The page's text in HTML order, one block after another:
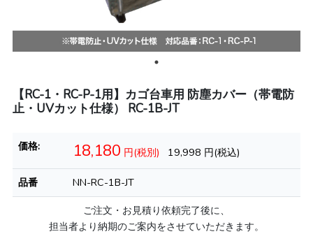
【RC-1・RC-P-1用】カゴ台車用 防塵カバー（帯電防
止・UVカット仕様） RC-1B-JT
価格: 18,180 円(税別) 19,998 円(税込)
品番
NN-RC-1B-JT
ご注文・お見積り依頼完了後に、
担当者より納期のご案内をさせていただきます。